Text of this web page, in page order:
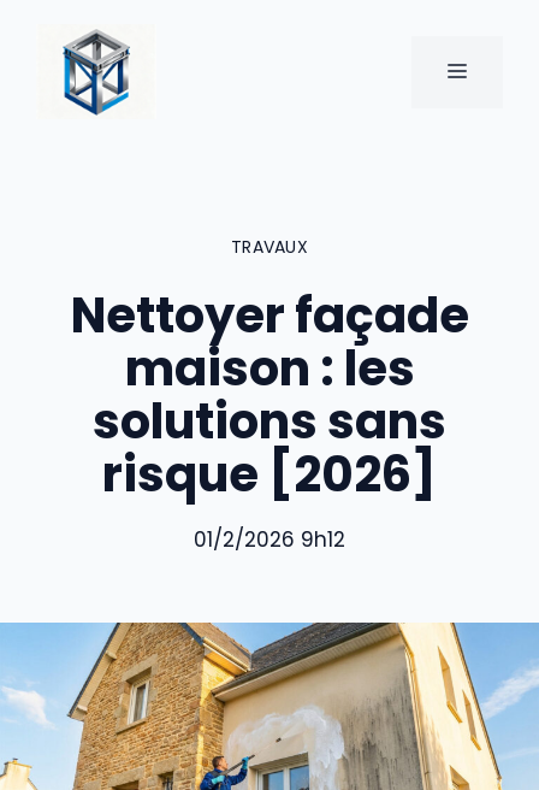
contenu
MENU
TRAVAUX
Nettoyer façade
maison : les
solutions sans
risque [2026]
01/2/2026 9h12